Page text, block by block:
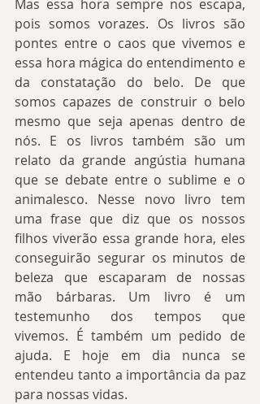
Mas essa hora sempre nos escapa,
pois somos vorazes. Os livros são
pontes entre o caos que vivemos e
essa hora mágica do entendimento e
da constatação do belo. De que
somos capazes de construir o belo
mesmo que seja apenas dentro de
nós. E os livros também são um
relato da grande angústia humana
que se debate entre o sublime e o
animalesco. Nesse novo livro tem
uma frase que diz que os nossos
filhos viverão essa grande hora, eles
conseguirão segurar os minutos de
beleza que escaparam de nossas
mão bárbaras. Um livro é um
testemunho dos tempos que
vivemos. É também um pedido de
ajuda. E hoje em dia nunca se
entendeu tanto a importância da paz
para nossas vidas.